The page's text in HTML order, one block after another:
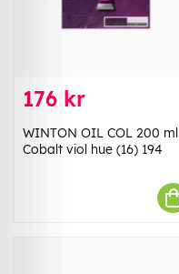
176 kr
WINTON OIL COL 200 ml
Cobalt viol hue (16) 194